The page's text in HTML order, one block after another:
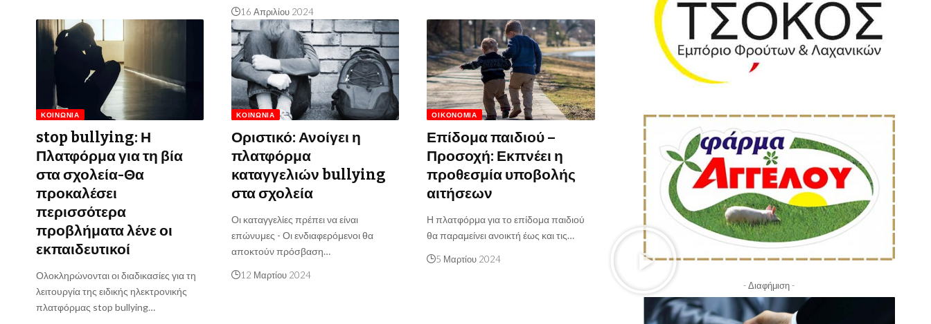
16 Απριλίου 2024
ΚΟΙΝΩΝΊΑ
stop bullying: Η
Πλατφόρμα για τη βία
στα σχολεία-Θα
προκαλέσει
περισσότερα
προβλήματα λένε οι
εκπαιδευτικοί
Ολοκληρώνονται οι διαδικασίες για τη
λειτουργία της ειδικής ηλεκτρονικής
πλατφόρμας stop bullying…
ΚΟΙΝΩΝΊΑ
Οριστικό: Ανοίγει η
πλατφόρμα
καταγγελιών bullying
στα σχολεία
Οι καταγγελίες πρέπει να είναι
επώνυμες - Οι ενδιαφερόμενοι θα
αποκτούν πρόσβαση…
12 Μαρτίου 2024
ΟΙΚΟΝΟΜΊΑ
Επίδομα παιδιού –
Προσοχή: Εκπνέει η
προθεσμία υποβολής
αιτήσεων
Η πλατφόρμα για το επίδομα παιδιού
θα παραμείνει ανοικτή έως και τις…
5 Μαρτίου 2024
- Διαφήμιση -